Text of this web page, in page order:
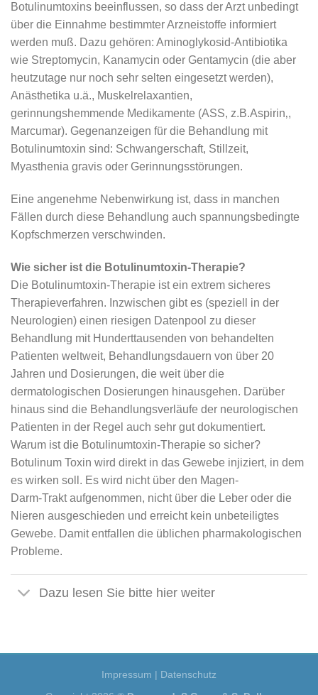
Botulinumtoxins beeinflussen, so dass der Arzt unbedingt
über die Einnahme bestimmter Arzneistoffe informiert
werden muß. Dazu gehören: Aminoglykosid-Antibiotika
wie Streptomycin, Kanamycin oder Gentamycin (die aber
heutzutage nur noch sehr selten eingesetzt werden),
Anästhetika u.ä., Muskelrelaxantien,
gerinnungshemmende Medikamente (ASS, z.B.Aspirin‚,
Marcumar). Gegenanzeigen für die Behandlung mit
Botulinumtoxin sind: Schwangerschaft, Stillzeit,
Myasthenia gravis oder Gerinnungsstörungen.
Eine angenehme Nebenwirkung ist, dass in manchen
Fällen durch diese Behandlung auch spannungsbedingte
Kopfschmerzen verschwinden.
Wie sicher ist die Botulinumtoxin-Therapie?
Die Botulinumtoxin-Therapie ist ein extrem sicheres
Therapieverfahren. Inzwischen gibt es (speziell in der
Neurologien) einen riesigen Datenpool zu dieser
Behandlung mit Hunderttausenden von behandelten
Patienten weltweit, Behandlungsdauern von über 20
Jahren und Dosierungen, die weit über die
dermatologischen Dosierungen hinausgehen. Darüber
hinaus sind die Behandlungsverläufe der neurologischen
Patienten in der Regel auch sehr gut dokumentiert.
Warum ist die Botulinumtoxin-Therapie so sicher?
Botulinum Toxin wird direkt in das Gewebe injiziert, in dem
es wirken soll. Es wird nicht über den Magen-
Darm-Trakt aufgenommen, nicht über die Leber oder die
Nieren ausgeschieden und erreicht kein unbeteiligtes
Gewebe. Damit entfallen die üblichen pharmakologischen
Probleme.
Dazu lesen Sie bitte hier weiter
Impressum | Datenschutz